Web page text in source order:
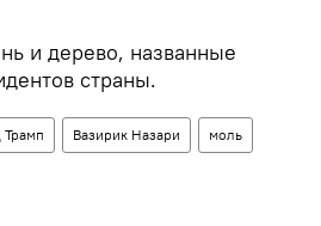
и дерево, названные
страны.
Трамп Вазирик Назари моль